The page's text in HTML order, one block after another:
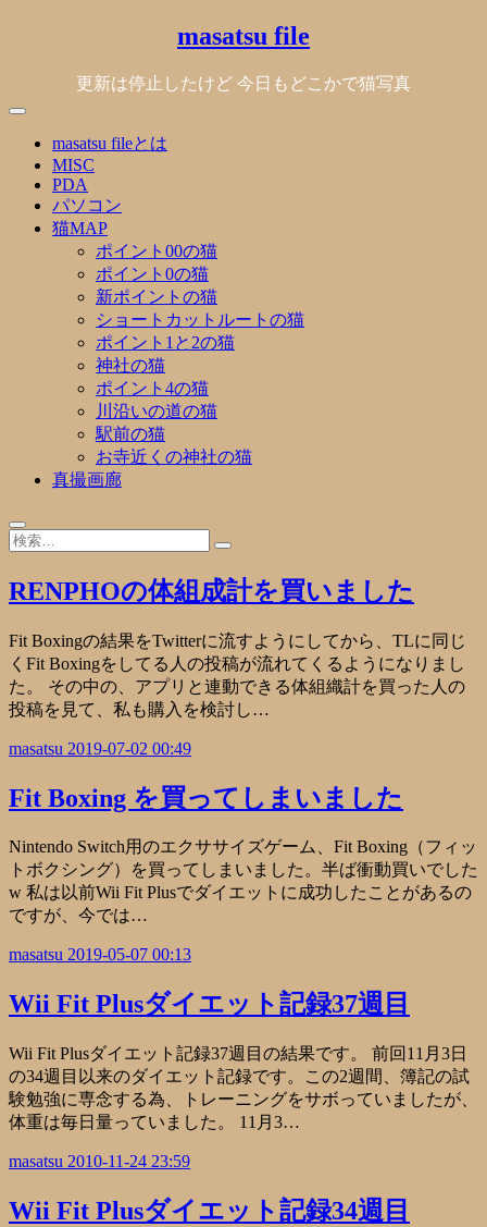
masatsu file
更新は停止したけど 今日もどこかで猫写真
masatsu fileとは
MISC
PDA
パソコン
猫MAP
ポイント00の猫
ポイント0の猫
新ポイントの猫
ショートカットルートの猫
ポイント1と2の猫
神社の猫
ポイント4の猫
川沿いの道の猫
駅前の猫
お寺近くの神社の猫
真撮画廊
RENPHOの体組成計を買いました
Fit Boxingの結果をTwitterに流すようにしてから、TLに同じ
くFit Boxingをしてる人の投稿が流れてくるようになりまし
た。 その中の、アプリと連動できる体組織計を買った人の
投稿を見て、私も購入を検討し…
masatsu 2019-07-02 00:49
Fit Boxing を買ってしまいました
Nintendo Switch用のエクササイズゲーム、Fit Boxing（フィッ
トボクシング）を買ってしまいました。半ば衝動買いでした
w 私は以前Wii Fit Plusでダイエットに成功したことがあるの
ですが、今では…
masatsu 2019-05-07 00:13
Wii Fit Plusダイエット記録37週目
Wii Fit Plusダイエット記録37週目の結果です。 前回11月3日
の34週目以来のダイエット記録です。この2週間、簿記の試
験勉強に専念する為、トレーニングをサボっていましたが、
体重は毎日量っていました。 11月3…
masatsu 2010-11-24 23:59
Wii Fit Plusダイエット記録34週目